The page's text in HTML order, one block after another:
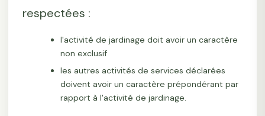
respectées :
l'activité de jardinage doit avoir un caractère
non exclusif
les autres activités de services déclarées
doivent avoir un caractère prépondérant par
rapport à l'activité de jardinage.